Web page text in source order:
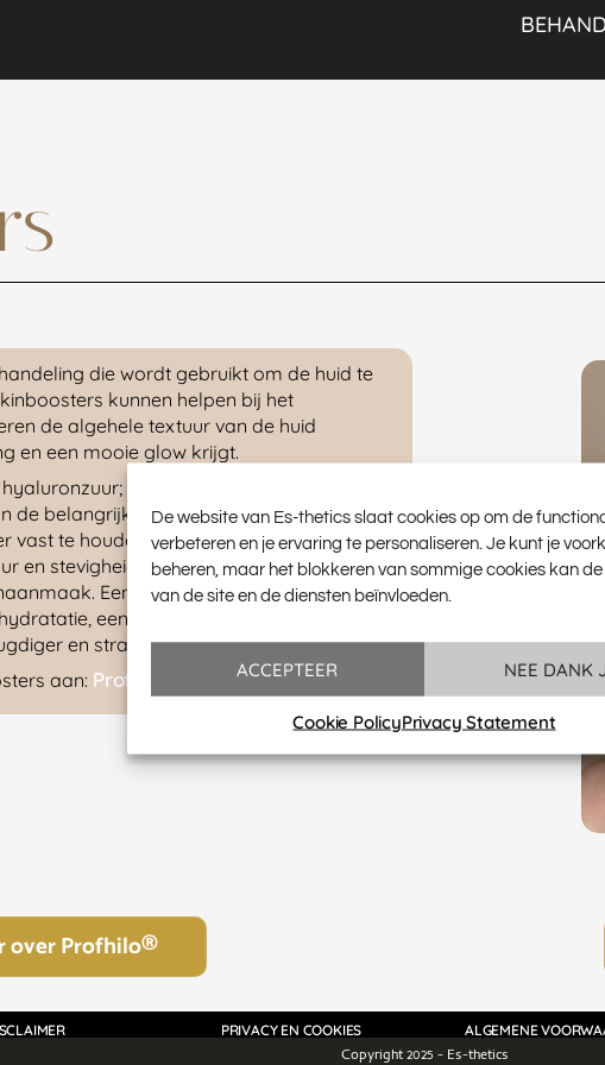
De website van Es-thetics slaat cookies op om de
verbeteren en je ervaring te personaliseren. Je kunt je
beheren, maar het blokkeren van sommige cookies kan
van de site en de diensten beïnvloeden.
ACCEPTEER NEE DANK
Cookie PolicyPrivacy Statement
die wordt gebruikt om de huid te
kunnen helpen bij het
de algehele textuur van de huid
en een mooie glow krijgt.
een lichaamseigen stof die een
de belangrijkste eigenschappen van
vast te houden. Ook speelt hyaluronzuur
en stevigheid van de huid door het
Een behandeling met een
een stevigere huid en vermindering
en stralender uiterlijk.
aan: Profhilo® Belotero® Revive
over Profhilo®
PRIVACY EN COOKIES ALGEMENE
Copyright 2025 - Es-thetics